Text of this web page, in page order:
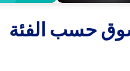
حسب الفئة‬